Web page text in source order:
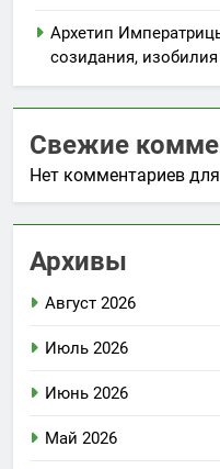
Архетип
созидания,
Свежие
Нет комментариев
Архивы
Август 2026
Июль 2026
Июнь 2026
Май 2026